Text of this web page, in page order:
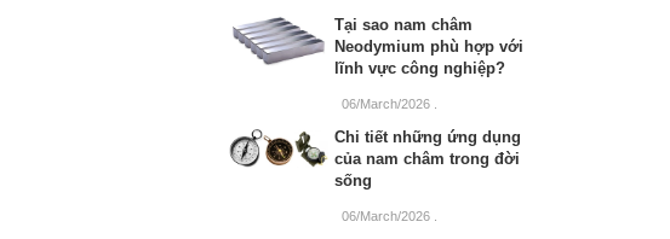
Tại sao nam châm
Neodymium phù hợp với
lĩnh vực công nghiệp?
06/March/2026
Chi tiết những ứng dụng
của nam châm trong đời
sống
06/March/2026